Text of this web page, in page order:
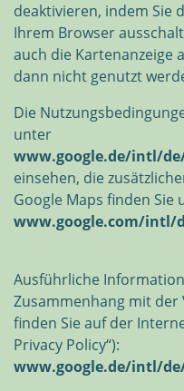
deaktivieren, indem Sie
Ihrem Browser
auch die Kartenanzeige
dann nicht genutzt
Die
unter
www.google.de/intl/
einsehen, die
Google Maps finden Sie
www.google.com/intl/
Ausführliche
Zusammenhang mit der
finden Sie auf der
Privacy Policy“):
www.google.de/intl/